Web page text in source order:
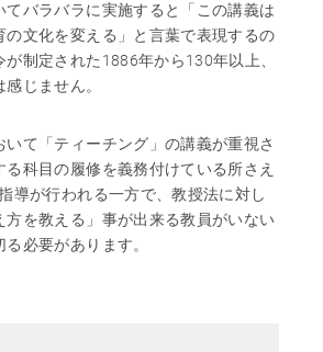
バラバラに実施すると「この講義は
文化を変える」と言葉で表現するの
制定された1886年から130年以上、
じません。
て「ティーチング」の講義が重視さ
科目の履修を義務付けている所さえ
導が行われる一方で、教授法に対し
を教える」事が出来る教員がいない
必要があります。